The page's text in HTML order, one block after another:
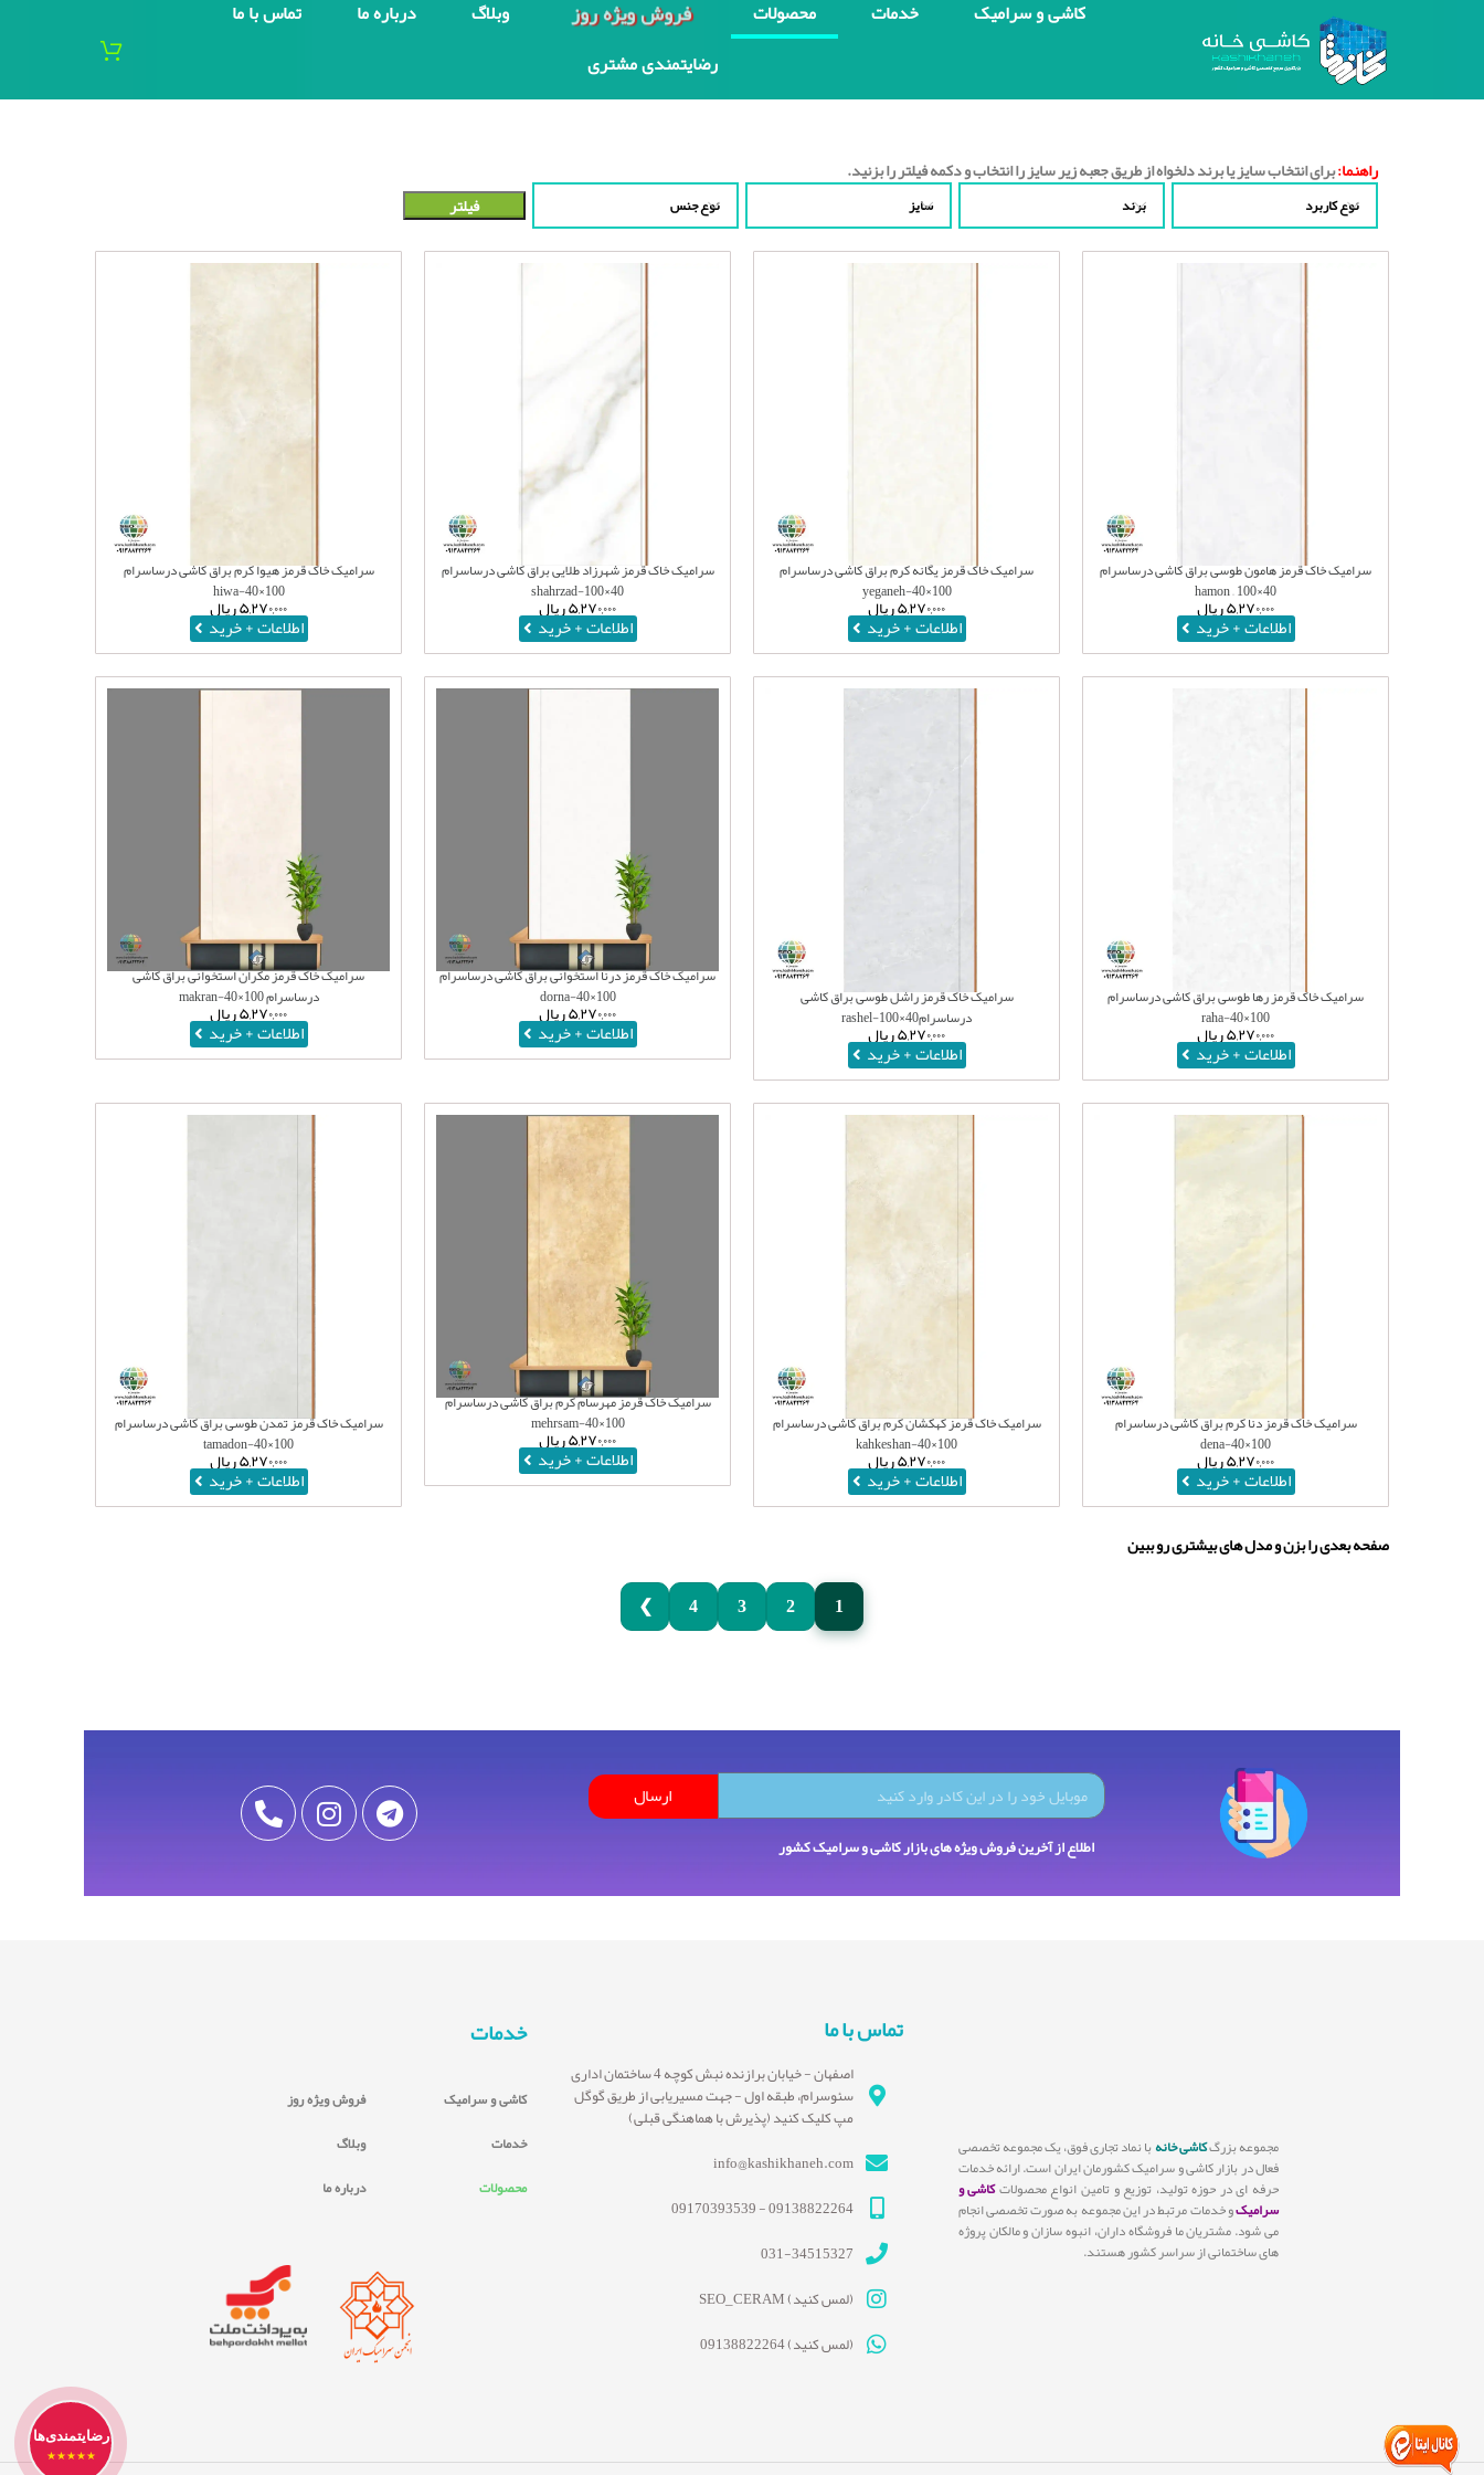
کاشی و سرامیک خدمات محصولات فروش ویژه روز وبلاگ درباره ما تماس با ما
رضایتمندی مشتری
راهنما:برای انتخاب سایز یا برند دلخواه از طریق جعبه زیر سایز را انتخاب و دکمه فیلتر را بزنید.
نوع کاربرد برند سایز نوع جنس فیلتر
سرامیک خاک قرمز هامون طوسی براق کاشی درساسرام
40×100 – hamon
۵,۲۷۰,۰۰۰ریال
اطلاعات + خرید
سرامیک خاک قرمز یگانه کرم براق کاشی درساسرام
100×40-yeganeh
۵,۲۷۰,۰۰۰ریال
اطلاعات + خرید
سرامیک خاک قرمز شهرزاد طلایی براق کاشی درساسرام
40×100-shahrzad
۵,۲۷۰,۰۰۰ریال
اطلاعات + خرید
سرامیک خاک قرمز هیوا کرم براق کاشی درساسرام
100×40-hiwa
۵,۲۷۰,۰۰۰ریال
اطلاعات + خرید
سرامیک خاک قرمز رها طوسی براق کاشی درساسرام
100×40-raha
۵,۲۷۰,۰۰۰ریال
اطلاعات + خرید
سرامیک خاک قرمز راشل طوسی براق کاشی
درساسرام40×100-rashel
۵,۲۷۰,۰۰۰ریال
اطلاعات + خرید
سرامیک خاک قرمز درنا استخوانی براق کاشی درساسرام
100×40-dorna
۵,۲۷۰,۰۰۰ریال
اطلاعات + خرید
سرامیک خاک قرمز مکران استخوانی براق کاشی
درساسرام 100×40-makran
۵,۲۷۰,۰۰۰ریال
اطلاعات + خرید
سرامیک خاک قرمز دنا کرم براق کاشی درساسرام
100×40-dena
۵,۲۷۰,۰۰۰ریال
اطلاعات + خرید
سرامیک خاک قرمز کهکشان کرم براق کاشی درساسرام
100×40-kahkeshan
۵,۲۷۰,۰۰۰ریال
اطلاعات + خرید
سرامیک خاک قرمز مهرسام کرم براق کاشی درساسرام
100×40-mehrsam
۵,۲۷۰,۰۰۰ریال
اطلاعات + خرید
سرامیک خاک قرمز تمدن طوسی براق کاشی درساسرام
100×40-tamadon
۵,۲۷۰,۰۰۰ریال
اطلاعات + خرید
صفحه بعدی را بزن و مدل های بیشتری رو ببین
1
2
3
4
❯
ارسال
اطلاع از آخرین فروش ویژه های بازار کاشی و سرامیک کشور
مجموعه بزرگکاشی خانهبا نماد تجاری فوق، یک مجموعه تخصصی
فعال در بازار کاشی و سرامیک کشورمان ایران است. ارائه خدمات
حرفه ای در حوزه تولید، توزیع و تامین انواع محصولاتکاشی و
سرامیکو خدمات مرتبط در این مجموعه به صورت تخصصی انجام
می شود. مشتریان ما فروشگاه داران، انبوه سازان و مالکان پروژه
های ساختمانی از سراسر کشور هستند.
تماس با ما
اصفهان - خیابان برازنده نبش کوچه 4 ساختمان اداری
سئوسرام، طبقه اول - جهت مسیریابی از طریق گوگل
مپ کلیک کنید (پذیرش با هماهنگی قبلی)
info@kashikhaneh.com
09138822264 - 09170393539
031-34515327
(لمس کنید) SEO_CERAM
(لمس کنید) 09138822264
خدمات
کاشی و سرامیک
خدمات
محصولات
فروش ویژه روز
وبلاگ
درباره ما
رضایتمندی‌ها
★★★★★